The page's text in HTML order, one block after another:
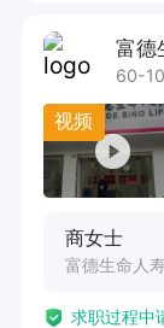
富德
60-
视频
商女士
富德生命人
求职过程中